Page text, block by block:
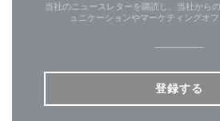
当社のニュースレターを購読し、当社から
ュニケーションやマーケティングオフ
登録する